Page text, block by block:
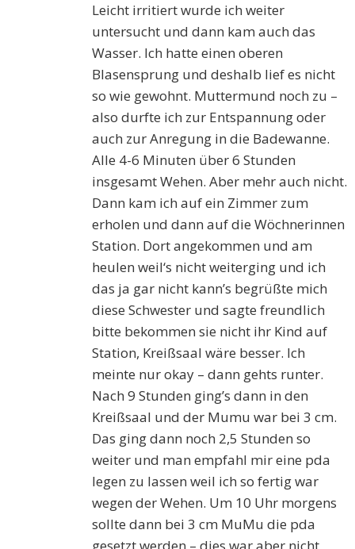
Leicht irritiert wurde ich weiter
untersucht und dann kam auch das
Wasser. Ich hatte einen oberen
Blasensprung und deshalb lief es nicht
so wie gewohnt. Muttermund noch zu –
also durfte ich zur Entspannung oder
auch zur Anregung in die Badewanne.
Alle 4-6 Minuten über 6 Stunden
insgesamt Wehen. Aber mehr auch nicht.
Dann kam ich auf ein Zimmer zum
erholen und dann auf die Wöchnerinnen
Station. Dort angekommen und am
heulen weil‘s nicht weiterging und ich
das ja gar nicht kann’s begrüßte mich
diese Schwester und sagte freundlich
bitte bekommen sie nicht ihr Kind auf
Station, Kreißsaal wäre besser. Ich
meinte nur okay – dann gehts runter.
Nach 9 Stunden ging’s dann in den
Kreißsaal und der Mumu war bei 3 cm.
Das ging dann noch 2,5 Stunden so
weiter und man empfahl mir eine pda
legen zu lassen weil ich so fertig war
wegen der Wehen. Um 10 Uhr morgens
sollte dann bei 3 cm MuMu die pda